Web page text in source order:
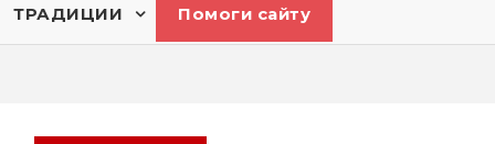
ТРАДИЦИИ Помоги сайту